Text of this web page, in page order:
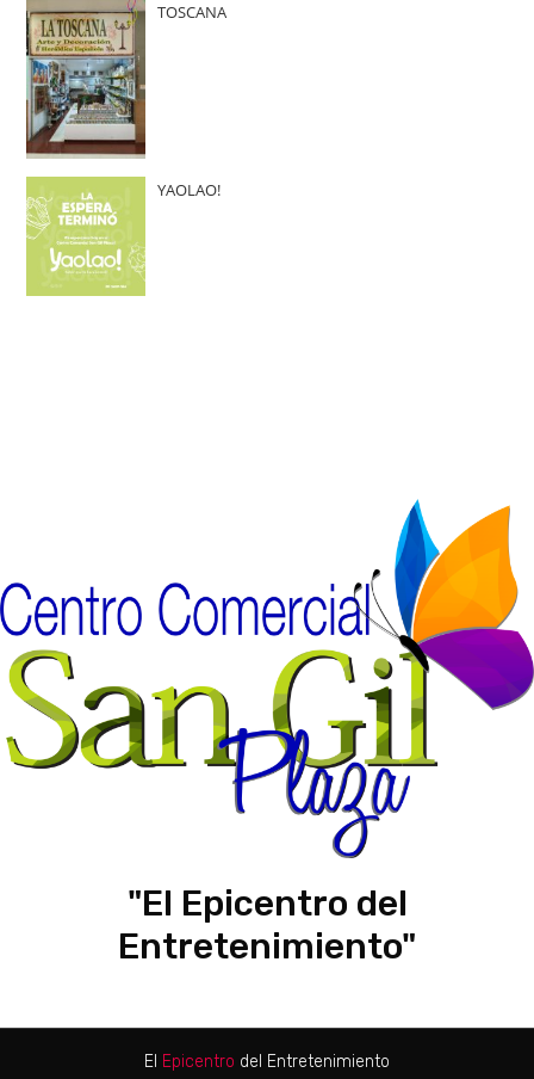
TOSCANA
YAOLAO!
"El Epicentro del
Entretenimiento"
El Epicentro del Entretenimiento